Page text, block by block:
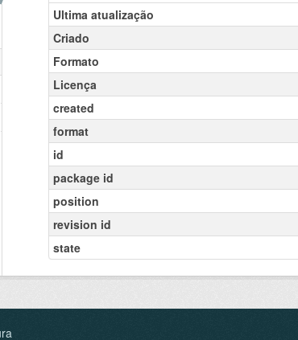
Ultima atualização
Criado
Formato
Licença
created
format
id
package id
position
revision id
state